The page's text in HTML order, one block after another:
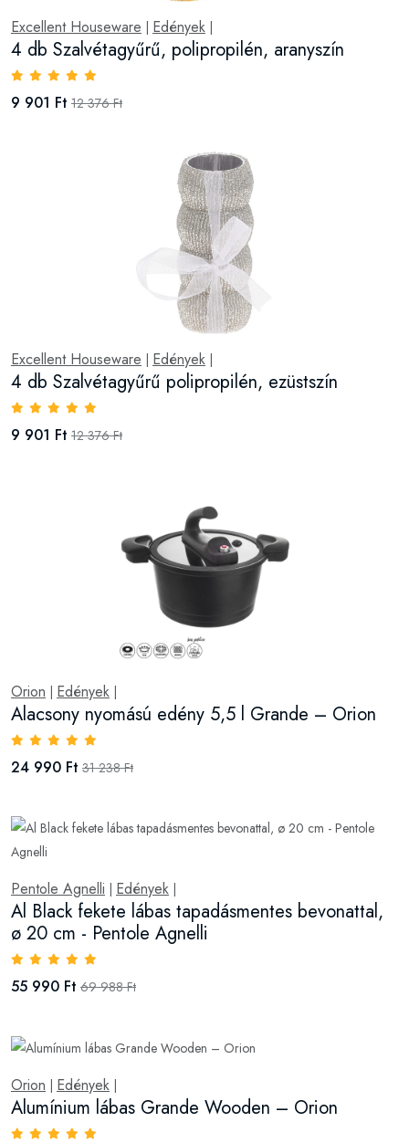
Excellent Houseware | Edények |
4 db Szalvétagyűrű, polipropilén, aranyszín
9 901 Ft 12 376 Ft
Excellent Houseware | Edények |
4 db Szalvétagyűrű polipropilén, ezüstszín
9 901 Ft 12 376 Ft
Orion | Edények |
Alacsony nyomású edény 5,5 l Grande – Orion
24 990 Ft 31 238 Ft
Pentole Agnelli | Edények |
Al Black fekete lábas tapadásmentes bevonattal,
ø 20 cm - Pentole Agnelli
55 990 Ft 69 988 Ft
Orion Edények
Alumínium lábas Grande Wooden – Orion